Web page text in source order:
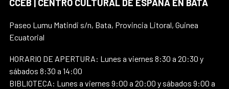
CCEB | CENTRO CULTURAL DE ESPAÑA EN BATA
Paseo Lumu Matindi s/n, Bata, Provincia Litoral, Guinea
Ecuatorial
HORARIO DE APERTURA: Lunes a viernes 8:30 a 20:30 y
sábados 8:30 a 14:00
BIBLIOTECA: Lunes a viernes 9:00 a 20:00 y sábados 9:00 a